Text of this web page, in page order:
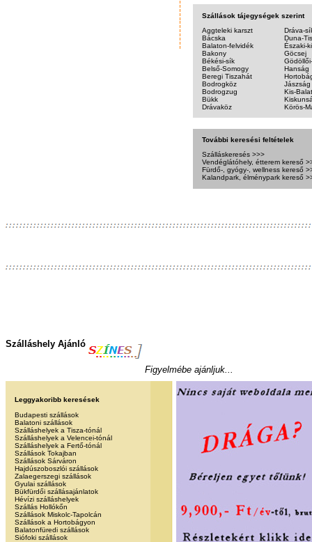
Szállások tájegységek szerint
Aggteleki karszt
Bácska
Balaton-felvidék
Bakony
Békési-sík
Belső-Somogy
Beregi Tiszahát
Bodrogköz
Bodrogzug
Bükk
Drávaköz
Dráva-
Duna-
Északi-
Göcsej
Hanság
Jászság
Kis-
Körös-
További keresési feltételek
Szálláskeresés >>>
Vendéglátóhely, étterem kereső
Fürdő-, gyógy-, wellness kereső
Kalandpark, élménypark kereső
Szálláshely Ajánló
Figyelmébe ajánljuk...
Leggyakoribb keresések
Budapesti szállások
Balatoni szállások
Szálláshelyek a Tisza-tónál
Szálláshelyek a Velencei-tónál
Szálláshelyek a Fertő-tónál
Szállások Tokajban
Szállások Sárváron
Hajdúszoboszlói szállások
Zalaegerszegi szállások
Gyulai szállások
Bükfürdői szállásajánlatok
Hévízi szálláshelyek
Szállás Hollókőn
Szállások Miskolc-Tapolcán
Szállások a Hortobágyon
Balatonfüredi szállások
Siófoki szállások